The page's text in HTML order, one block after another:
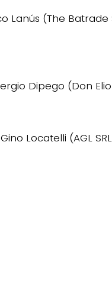
Lanús (The Batrade
Dipego (Don
Locatelli (AGL